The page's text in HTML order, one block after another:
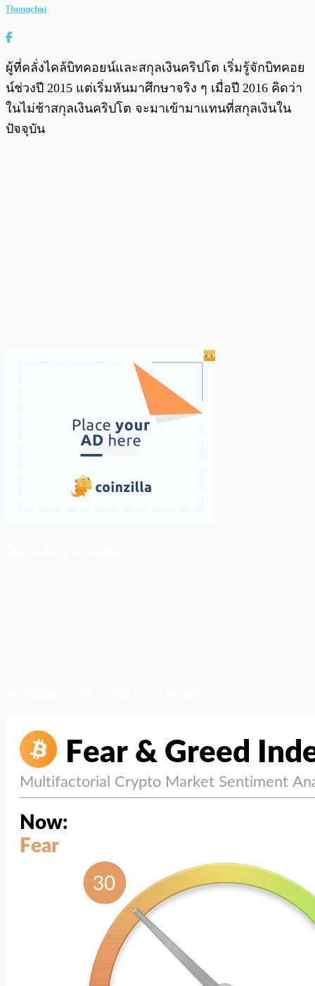
Thongchai
ผู้ที่คลั่งไคล้บิทคอยน์และสกุลเงินคริปโต เริ่มรู้จักบิทคอย
น์ช่วงปี 2015 แต่เริ่มหันมาศึกษาจริง ๆ เมื่อปี 2016 คิดว่า
ในไม่ช้าสกุลเงินคริปโต จะมาเข้ามาแทนที่สกุลเงินใน
ปัจจุบัน